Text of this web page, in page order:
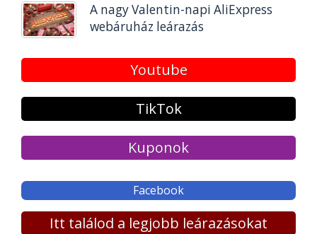
A nagy Valentin-napi AliExpress
webáruház leárazás
Youtube
TikTok
Kuponok
Facebook
Itt találod a legjobb leárazásokat